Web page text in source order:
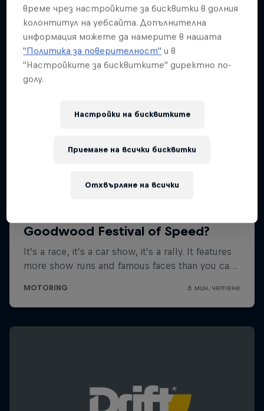
време чрез настройките за бисквитки в долния
колонтитул на уебсайта. Допълнителна
информация можете да намерите в нашата
"Политика за поверителност" и в
"Настройките за бисквитките" директно по-
долу.
Настройки на бисквитките
Отхвърляне на всички
Приемане на всички бисквитки